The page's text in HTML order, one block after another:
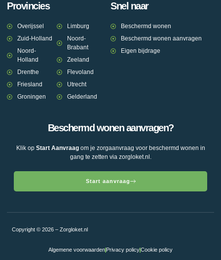
Provincies
Overijssel
Zuid-Holland
Noord-
Holland
Drenthe
Friesland
Groningen
Limburg
Noord-
Brabant
Zeeland
Flevoland
Utrecht
Gelderland
Snel naar
Beschermd wonen
Beschermd wonen aanvragen
Eigen bijdrage
Beschermd wonen aanvragen?
Klik op Start Aanvraagom je zorgaanvraag voor beschermd wonen in
gang te zetten via zorgloket.nl.
Start aanvraag
Copyright © 2026 – Zorgloket.nl
Algemene voorwaarden Privacy policyCookie policy